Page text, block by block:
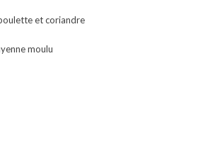
et coriandre
moulu